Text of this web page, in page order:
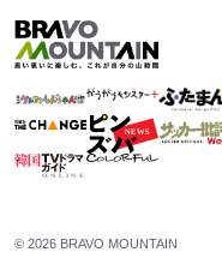
© 2026 BRAVO MOUNTAIN